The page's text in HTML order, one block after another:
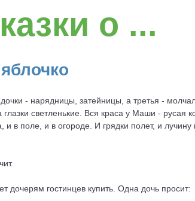
о ...
- нарядницы, затейницы, а третья -
светленькие. Вся краса у Маши - русая
поле, и в огороде. И грядки полет, и лучину
дочерям гостинцев купить. Одна дочь просит: